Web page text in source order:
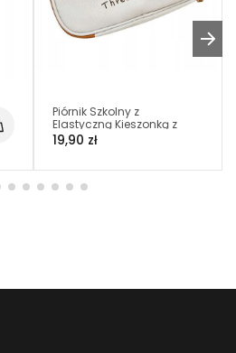
Piórnik Szkolny z
Elastyczną Kieszonką z
Misiem Model 3 (C032)
19,90 zł